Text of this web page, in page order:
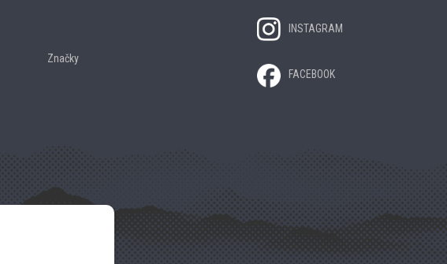
Značky
INSTAGRAM
FACEBOOK